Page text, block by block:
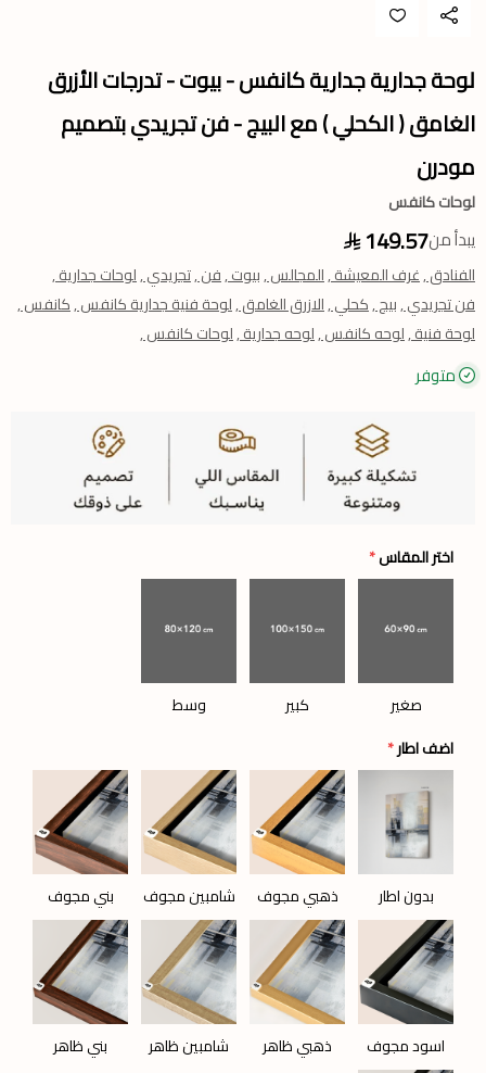
لوحة جدارية جدارية كانفس - بيوت - تدرجات الأزرق
الغامق ( الكحلي ) مع البيج - فن تجريدي بتصميم
مودرن
لوحات كانفس
يبدأ من149.57
الفنادق ,غرف المعيشة ,المجالس ,بيوت ,فن ,تجريدي ,لوحات جدارية ,
فن تجريدي ,بيج ,كحلي ,الازرق الغامق ,لوحة فنية جدارية كانفس ,كانفس ,
لوحة فنية ,لوحه كانفس ,لوحه جدارية ,لوحات كانفس ,
متوفر
اختر المقاس*
صغير كبير
وسط
اضف اطار*
بدون اطار ذهبي مجوف شامبين مجوف بني مجوف
اسود مجوف ذهبي ظاهر شامبين ظاهر بني ظاهر